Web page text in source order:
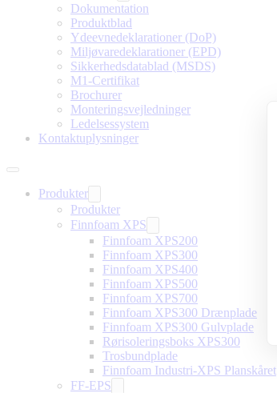
Dokumentation
Produktblad
Ydeevnedeklarationer (DoP)
Miljøvaredeklarationer (EPD)
Sikkerhedsdatablad (MSDS)
M1-Certifikat
Brochurer
Monteringsvejledninger
Ledelsessystem
Kontaktuplysninger
Produkter
Produkter
Finnfoam XPS
Finnfoam XPS200
Finnfoam XPS300
Finnfoam XPS400
Finnfoam XPS500
Finnfoam XPS700
Finnfoam XPS300 Drænplade
Finnfoam XPS300 Gulvplade
Rørisoleringsboks XPS300
Trosbundplade
Finnfoam Industri-XPS Planskåret
FF-EPS